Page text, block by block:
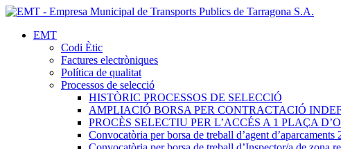
EMT
Codi Ètic
Factures electròniques
Política de qualitat
Processos de selecció
HISTÒRIC PROCESSOS DE SELECCIÓ
AMPLIACIÓ BORSA PER CONTRACTACIÓ
PROCÈS SELECTIU PER L’ACCÉS A 1 PLAÇA
Convocatòria per borsa de treball d’agent d’aparcaments